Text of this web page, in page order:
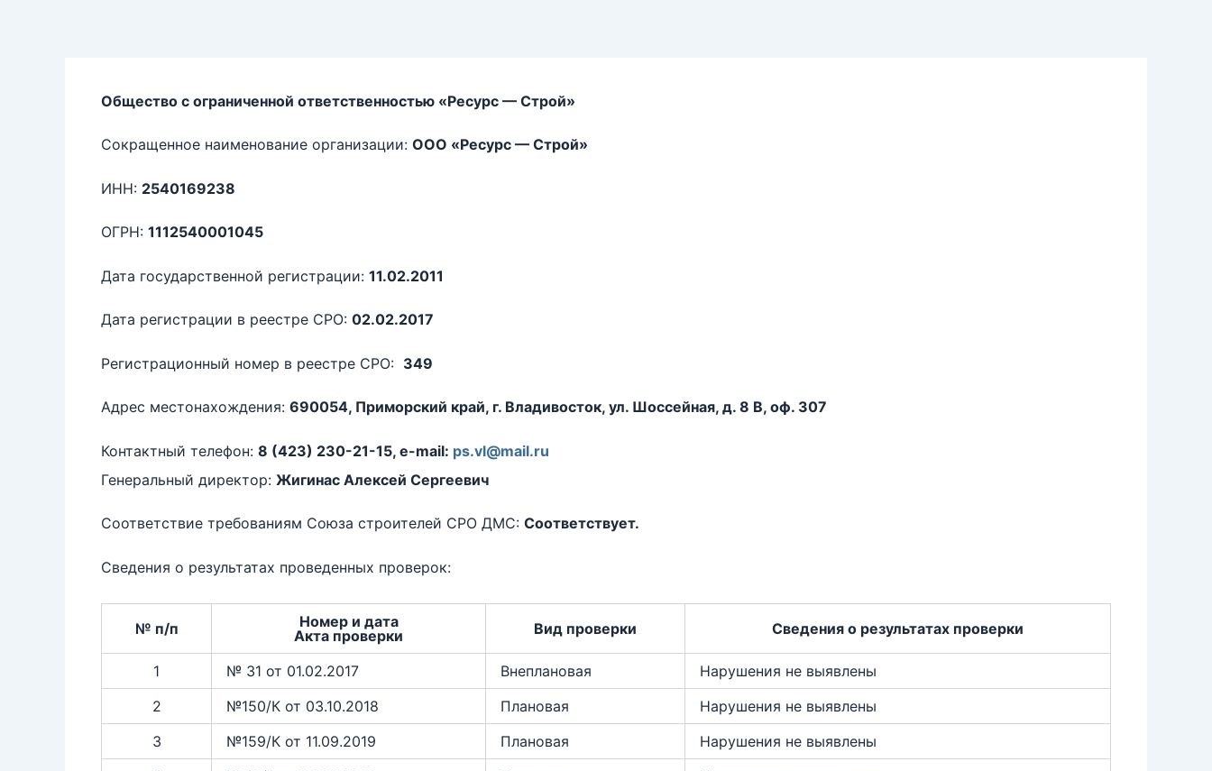
Общество с ограниченной ответственностью «Ресурс — Строй»
Сокращенное наименование организации: ООО «Ресурс — Строй»
ИНН: 2540169238
ОГРН: 1112540001045
Дата государственной регистрации: 11.02.2011
Дата регистрации в реестре СРО: 02.02.2017
Регистрационный номер в реестре СРО: 349
Адрес местонахождения: 690054, Приморский край, г. Владивосток, ул. Шоссейная, д. 8 В, оф. 307
Контактный телефон: 8 (423) 230-21-15, e-mail: ps.vl@mail.ru
Генеральный директор: Жигинас Алексей Сергеевич
Соответствие требованиям Союза строителей СРО ДМС: Соответствует.
Сведения о результатах проведенных проверок:
№ п/п
Номер и дата
Акта проверки
Вид проверки Сведения о результатах проверки
1 № 31 от 01.02.2017 Внеплановая
Нарушения не выявлены
2
№150/К от 03.10.2018 Плановая
Нарушения не выявлены
3
№159/К от 11.09.2019 Плановая
Нарушения не выявлены